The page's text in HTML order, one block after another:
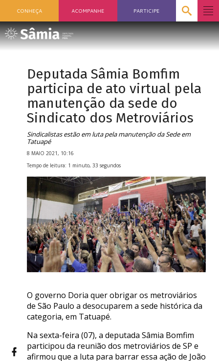
CONHEÇA ACOMPANHE PARTICIPE
Deputada Sâmia Bomfim
participa de ato virtual pela
manutenção da sede do
Sindicato dos Metroviários
Sindicalistas estão em luta pela manutenção da Sede em
Tatuapé
8 MAIO 2021, 10:16
Tempo de leitura: 1 minuto, 33 segundos
O governo Doria quer obrigar os metroviários
de São Paulo a desocuparem a sede histórica da
categoria, em Tatuapé.
Na sexta-feira (07), a deputada Sâmia Bomfim
participou da reunião dos metroviários de SP e
afirmou que a luta para barrar essa ação de João